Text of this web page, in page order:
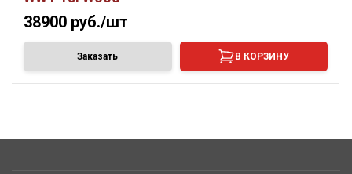
38900 руб./шт
Заказать В КОРЗИНУ